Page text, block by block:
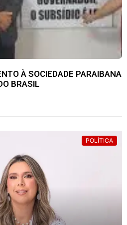
À SOCIEDADE PARAIBANA
BRASIL
POLÍTICA